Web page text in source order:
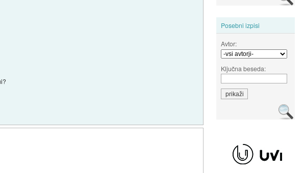
Posebni izpisi
Avtor:
Ključna beseda: